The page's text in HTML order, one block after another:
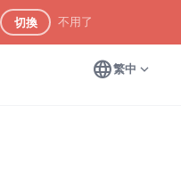
切換 不用了
language繁中 expand_more